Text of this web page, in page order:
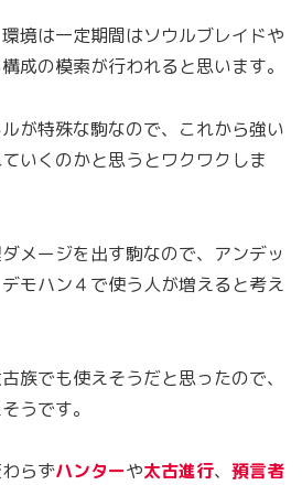
境は一定期間はソウルブレイドや
成の模索が行われると思います。
が特殊な駒なので、これから強い
いくのかと思うとワクワクしま
メージを出す駒なので、アンデッ
モハン４で使う人が増えると考え
族でも使えそうだと思ったので、
うです。
らずハンターや太古進行、 預言者